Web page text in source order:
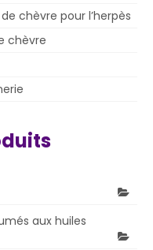
chèvre pour l’herpès
chèvre
aux huiles